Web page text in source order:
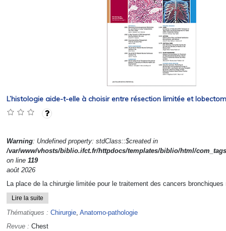
L’histologie aide-t-elle à choisir entre résection limitée et
Warning: Undefined property: stdClass::$created in
/var/www/vhosts/biblio.ifct.fr/httpdocs/templates/biblio/html/
on line 119
août 2026
La place de la chirurgie limitée pour le traitement des cancers
Lire la suite
Thématiques : Chirurgie, Anatomo-pathologie
Revue : Chest